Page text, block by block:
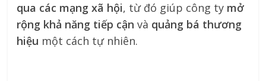
qua các mạng xã hội, từ đó giúp công ty mở
rộng khả năng tiếp cận và quảng bá thương
hiệu một cách tự nhiên.